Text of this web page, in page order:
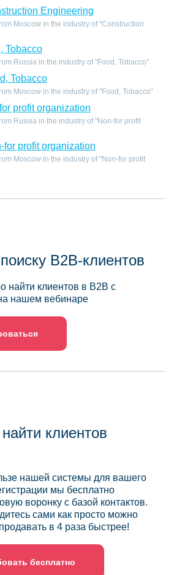
Engineering
Moscow in the industry of "Construction
Tobacco
Russia in the industry of "Food, Tobacco"
Tobacco
Moscow in the industry of "Food, Tobacco"
profit organization
Russia in the industry of "Non-for profit
for profit organization
Moscow in the industry of "Non-for profit
B2B-клиентов
найти клиентов в B2B с
нашем вебинаре
клиентов
нашей системы для вашего
мы бесплатно
воронку с базой контактов.
сами как просто можно
в 4 раза быстрее!
бесплатно